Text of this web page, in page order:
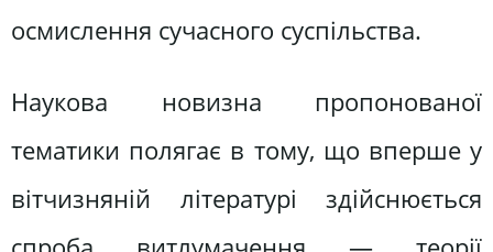
осмислення сучасного суспільства.
Наукова новизна пропонованої
тематики полягає в тому, що вперше у
вітчизняній літературі здійснюється